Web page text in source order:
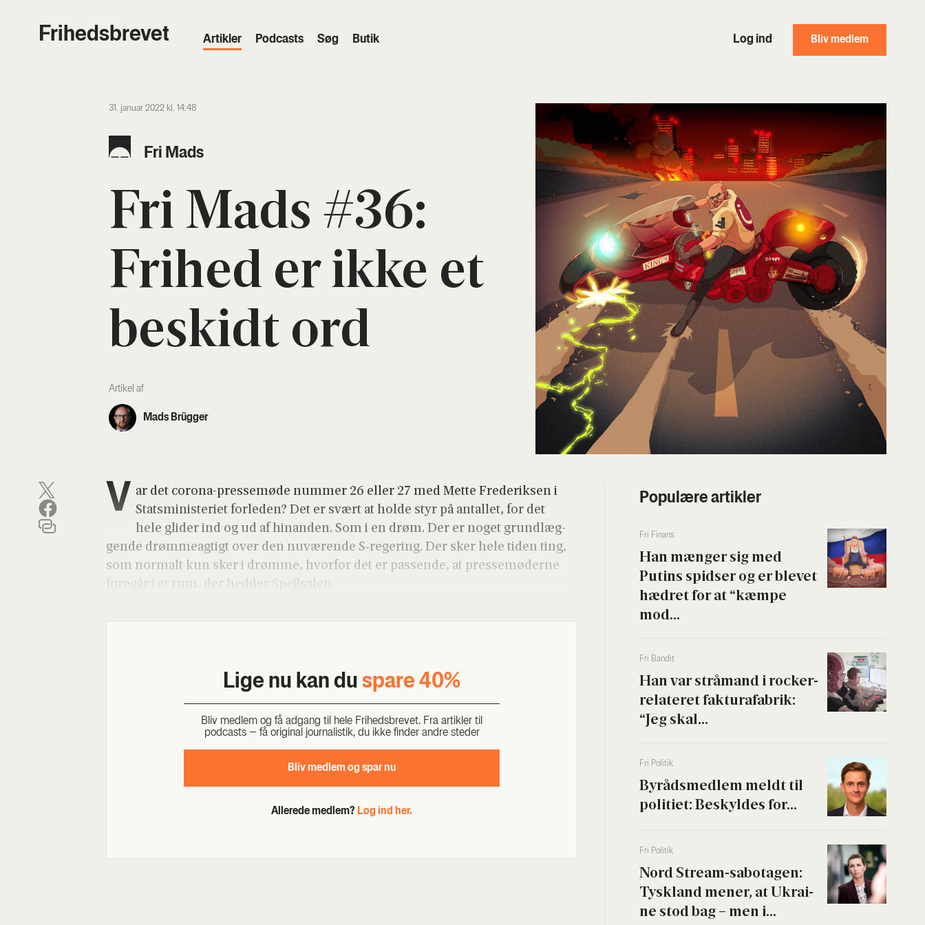
Frihedsbrevet Artik­ler Podcasts Søg Butik Log ind Bliv medlem
31. januar 2022 kl. 14:48
Fri Mads
Fri Mads #36:
Fri­hed er ikke et
beskidt ord
Artikel af
Mads Brügger
V ar det cor­o­na-pres­se­mø­de num­mer 26 eller 27 med Met­te Fre­de­rik­sen i
Stats­mi­ni­ste­ri­et for­le­den? Det er svært at hol­de styr på antal­let, for det
hele gli­der ind og ud af hin­an­den. Som i en drøm. Der er noget grund­læg­
gen­de drøm­me­ag­tigt over den nuvæ­ren­de S‑regering. Der sker hele tiden ting,
som nor­malt kun sker i drøm­me, hvor­for det er pas­sen­de, at pres­se­mø­de­r­ne
fore­går i et rum, der hed­der Spejlsa­len.
Lige nu kan du spa­re 40%
Bliv med­lem og få adgang til hele Fri­heds­bre­vet. Fra artik­ler til
podcasts – få ori­gi­nal jour­na­li­stik, du ikke fin­der andre ste­der
Bliv med­lem og spar nu
Allerede medlem? Log ind her.
Populære artikler
Fri Finans
Han mæn­ger sig med
Putins spid­ser og er ble­vet
hædret for at “kæm­pe
mod...
Fri Ban­dit
Han var strå­mand i rock­er­
re­la­te­ret fak­tura­fa­brik:
“Jeg skal...
Fri Poli­tik
Byrå­ds­med­lem meldt til
poli­ti­et: Beskyl­des for...
Fri Poli­tik
Nord Stream-sabo­ta­gen:
Tys­kland mener, at Ukrai­
ne stod bag – men i...